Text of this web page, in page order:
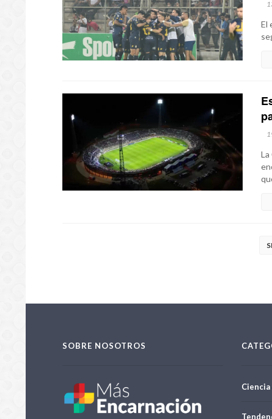
El
SOBRE NOSOTROS
Ciencia